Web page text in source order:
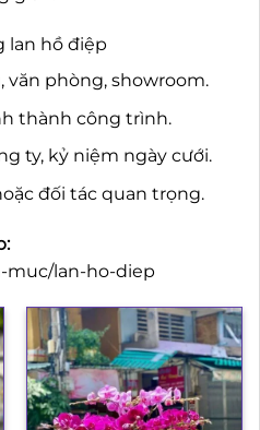
lan hồ điệp
văn phòng, showroom.
thành công trình.
ty, kỷ niệm ngày cưới.
đối tác quan trọng.
muc/lan-ho-diep